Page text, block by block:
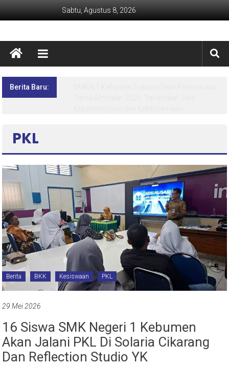
Sabtu, Agustus 8, 2026
Berita Baru:
PKL
Berita BKK Kesiswaan PKL
29 Mei 2026
16 Siswa SMK Negeri 1 Kebumen
Akan Jalani PKL Di Solaria Cikarang
Dan Reflection Studio YK